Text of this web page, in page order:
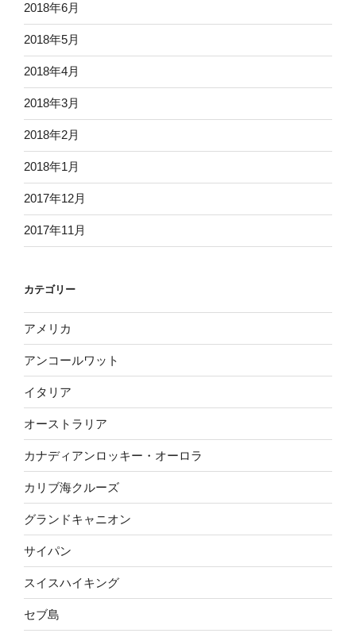
2018年6月
2018年5月
2018年4月
2018年3月
2018年2月
2018年1月
2017年12月
2017年11月
カテゴリー
アメリカ
アンコールワット
イタリア
オーストラリア
カナディアンロッキー・オーロラ
カリブ海クルーズ
グランドキャニオン
サイパン
スイスハイキング
セブ島